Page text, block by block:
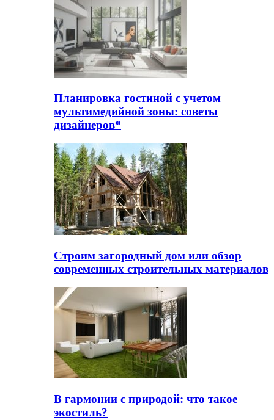
Планировка гостиной с учетом
мультимедийной зоны: советы
дизайнеров*
Строим загородный дом или обзор
современных строительных материалов
В гармонии с природой: что такое
экостиль?